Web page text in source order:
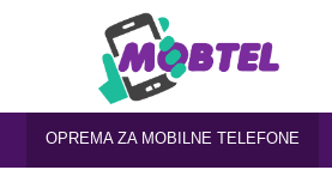
OPREMA ZA MOBILNE TELEFONE